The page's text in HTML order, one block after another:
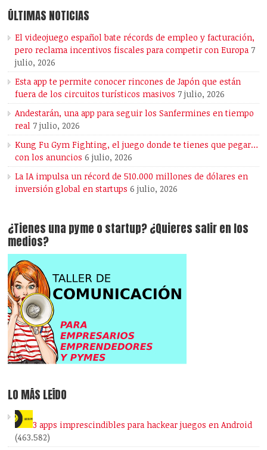
ÚLTIMAS NOTICIAS
El videojuego español bate récords de empleo y facturación,
pero reclama incentivos fiscales para competir con Europa 7
julio, 2026
Esta app te permite conocer rincones de Japón que están
fuera de los circuitos turísticos masivos 7 julio, 2026
Andestarán, una app para seguir los Sanfermines en tiempo
real 7 julio, 2026
Kung Fu Gym Fighting, el juego donde te tienes que pegar…
con los anuncios 6 julio, 2026
La IA impulsa un récord de 510.000 millones de dólares en
inversión global en startups 6 julio, 2026
¿Tienes una pyme o startup? ¿Quieres salir en los
medios?
LO MÁS LEÍDO
3 apps imprescindibles para hackear juegos en Android
(463.582)